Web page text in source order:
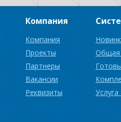
Компания
Компания
Проекты
Партнеры
Вакансии
Реквизиты
Общая